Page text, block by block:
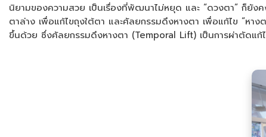
นิยามของความสวย เป็นเรื่องที่พัฒนาไม่หยุด และ “ดวงตา” ก็ยั
ตาล่าง เพื่อแก้ไขถุงใต้ตา และศัลยกรรมดึงหางตา เพื่อแก้ไข “หา
ขึ้นด้วย ซึ่งศัลยกรรมดึงหางตา (Temporal Lift) เป็นการผ่าตัดแ